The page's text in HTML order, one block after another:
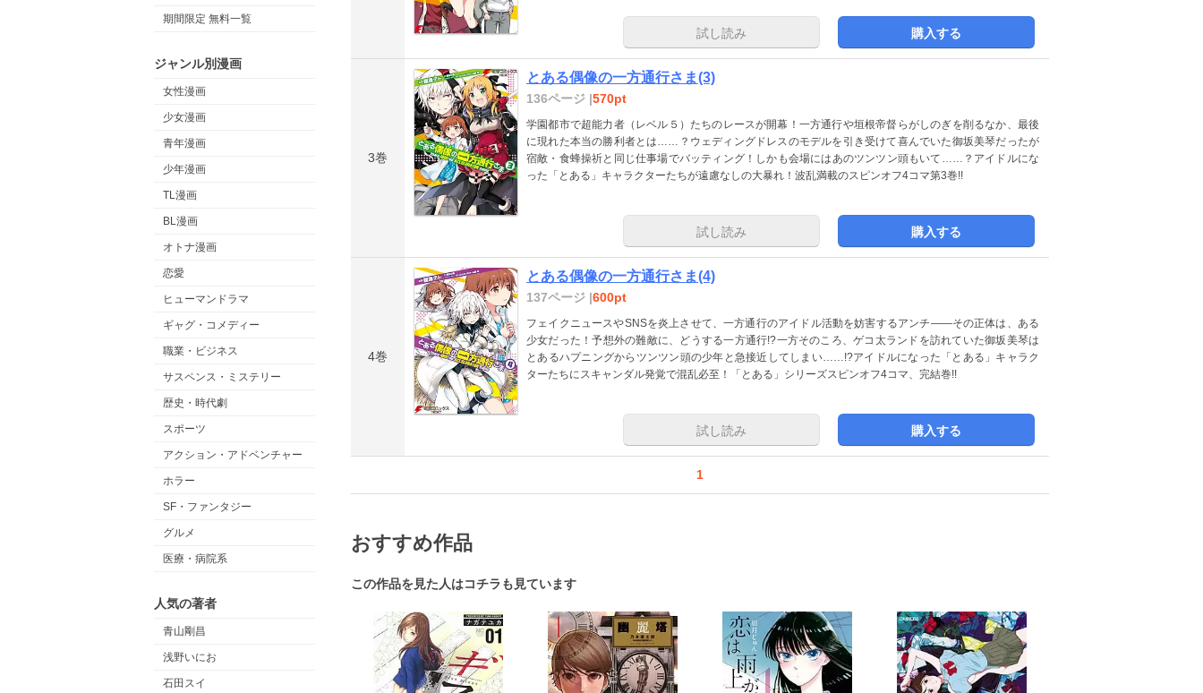
期間限定 無料一覧
ジャンル別漫画
女性漫画
少女漫画
青年漫画
少年漫画
TL漫画
BL漫画
オトナ漫画
恋愛
ヒューマンドラマ
ギャグ・コメディー
職業・ビジネス
サスペンス・ミステリー
歴史・時代劇
スポーツ
アクション・アドベンチャー
ホラー
SF・ファンタジー
グルメ
医療・病院系
人気の著者
青山剛昌
浅野いにお
石田スイ
試し読み 購入する
3巻
とある偶像の一方通行さま(3)
136ページ |570pt
学園都市で超能力者（レベル５）たちのレースが開幕！一方通行や垣根帝督らがしのぎを削るなか、最後
に現れた本当の勝利者とは……？ウェディングドレスのモデルを引き受けて喜んでいた御坂美琴だったが
宿敵・食蜂操祈と同じ仕事場でバッティング！しかも会場にはあのツンツン頭もいて……？アイドルにな
った「とある」キャラクターたちが遠慮なしの大暴れ！波乱満載のスピンオフ4コマ第3巻!!
試し読み 購入する
4巻
とある偶像の一方通行さま(4)
137ページ |600pt
フェイクニュースやSNSを炎上させて、一方通行のアイドル活動を妨害するアンチ――その正体は、ある
少女だった！予想外の難敵に、どうする一方通行!?一方そのころ、ゲコ太ランドを訪れていた御坂美琴は
とあるハプニングからツンツン頭の少年と急接近してしまい……!?アイドルになった「とある」キャラク
ターたちにスキャンダル発覚で混乱必至！「とある」シリーズスピンオフ4コマ、完結巻!!
試し読み 購入する
1
おすすめ作品
この作品を見た人はコチラも見ています